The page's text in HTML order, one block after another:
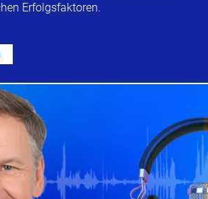
Erfolgsfaktoren.